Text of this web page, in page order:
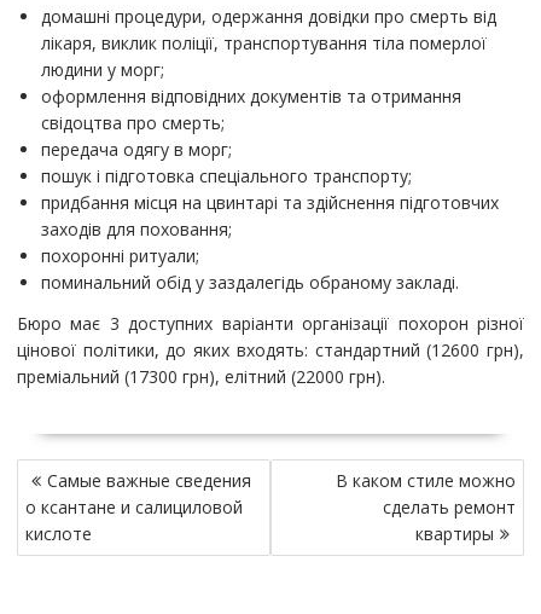
домашні процедури, одержання довідки про смерть від
лікаря, виклик поліції, транспортування тіла померлої
людини у морг;
оформлення відповідних документів та отримання
свідоцтва про смерть;
передача одягу в морг;
пошук і підготовка спеціального транспорту;
придбання місця на цвинтарі та здійснення підготовчих
заходів для поховання;
похоронні ритуали;
поминальний обід у заздалегідь обраному закладі.
Бюро має 3 доступних варіанти організації похорон різної
цінової політики, до яких входять: стандартний (12600 грн),
преміальний (17300 грн), елітний (22000 грн).
Н
а
в
и
Самые важные сведения
о ксантане и салициловой
кислоте
В каком стиле можно
сделать ремонт
квартиры